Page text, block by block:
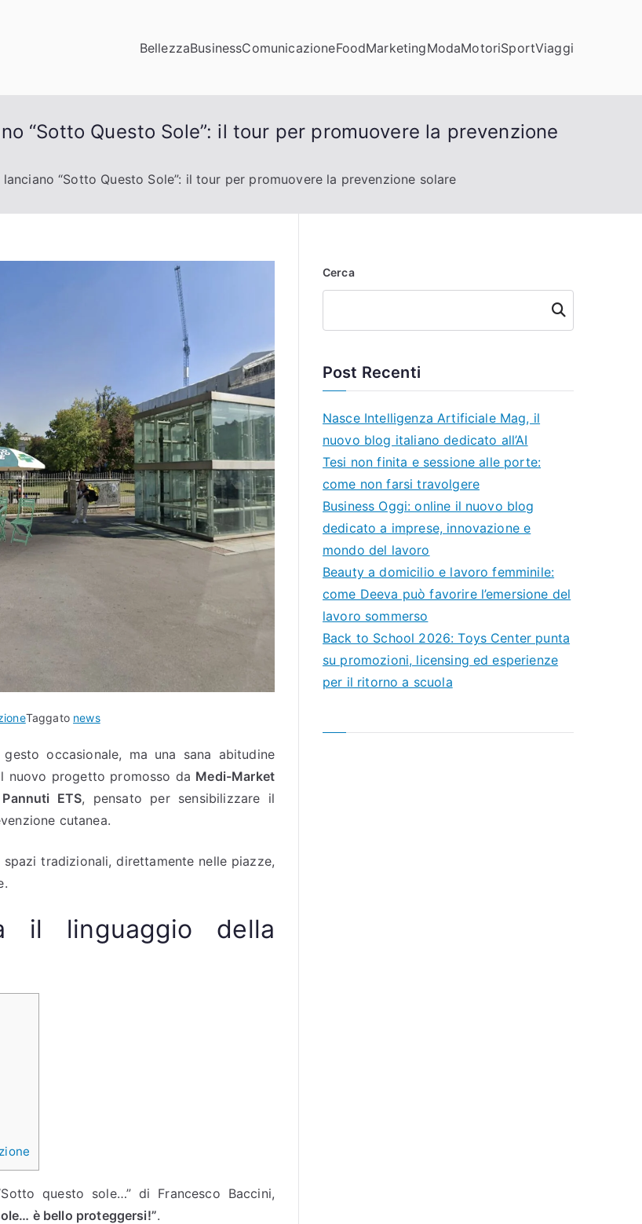
BellezzaBusinessComunicazioneFoodMarketingModaMotoriSportViaggi
“Sotto Questo Sole”: il tour per promuovere la prevenzione
“Sotto Questo Sole”: il tour per promuovere la prevenzione solare
Taggato news
occasionale, ma una sana abitudine
nuovo progetto promosso da Medi-Market
ETS, pensato per sensibilizzare il
cutanea.
tradizionali, direttamente nelle piazze,
il linguaggio della
questo sole…” di Francesco Baccini,
è bello proteggersi!”.
Cerca
Cerca
Post Recenti
Nasce Intelligenza Artificiale Mag, il
nuovo blog italiano dedicato all’AI
Tesi non finita e sessione alle porte:
come non farsi travolgere
Business Oggi: online il nuovo blog
dedicato a imprese, innovazione e
mondo del lavoro
Beauty a domicilio e lavoro femminile:
come Deeva può favorire l’emersione del
lavoro sommerso
Back to School 2026: Toys Center punta
su promozioni, licensing ed esperienze
per il ritorno a scuola